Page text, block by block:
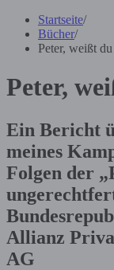
Startseite/
Bücher/
Peter, weißt
Peter,
Ein Bericht
meines
Folgen der
Allianz
AG